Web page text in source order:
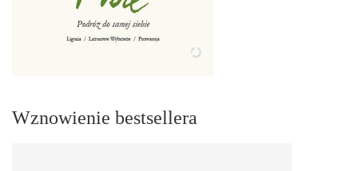
Wznowienie bestsellera